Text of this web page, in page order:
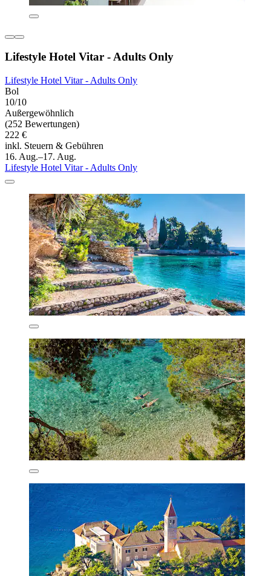
Lifestyle Hotel Vitar - Adults Only
Lifestyle Hotel Vitar - Adults Only
Bol
10/10
Außergewöhnlich
(252 Bewertungen)
222 €
inkl. Steuern & Gebühren
16. Aug.–17. Aug.
Lifestyle Hotel Vitar - Adults Only